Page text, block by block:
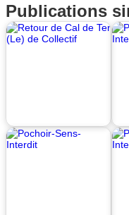
Publications